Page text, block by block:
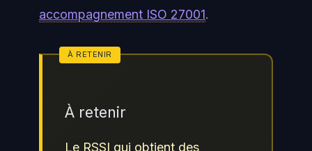
accompagnement ISO 27001.
À retenir
Le RSSI qui obtient des